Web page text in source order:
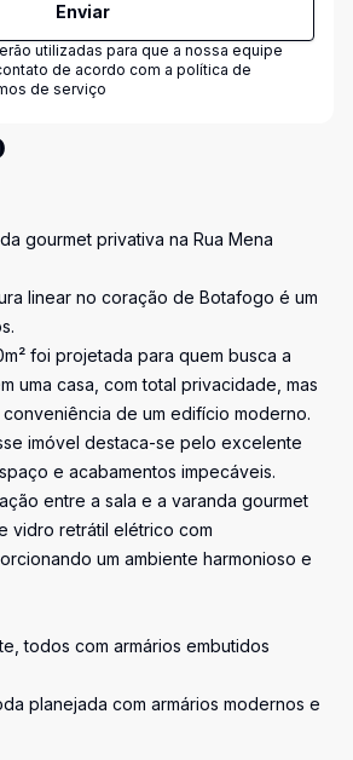
Enviar
utilizadas para que a nossa equipe
de acordo com a política de
de serviço
gourmet privativa na Rua Mena
linear no coração de Botafogo é um
foi projetada para quem busca a
uma casa, com total privacidade, mas
de um edifício moderno.
imóvel destaca-se pelo excelente
e acabamentos impecáveis.
entre a sala e a varanda gourmet
vidro retrátil elétrico com
um ambiente harmonioso e
todos com armários embutidos
planejada com armários modernos e